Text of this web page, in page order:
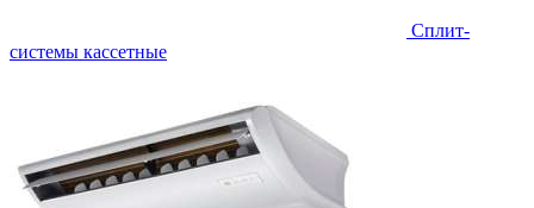
Сплит-
системы кассетные